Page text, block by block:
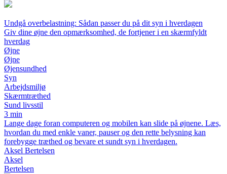
Undgå overbelastning: Sådan passer du på dit syn i hverdagen
Giv dine øjne den opmærksomhed, de fortjener i en skærmfyldt
hverdag
Øjne
Øjne
Øjensundhed
Syn
Arbejdsmiljø
Skærmtræthed
Sund livsstil
3 min
Lange dage foran computeren og mobilen kan slide på øjnene. Læs,
hvordan du med enkle vaner, pauser og den rette belysning kan
forebygge træthed og bevare et sundt syn i hverdagen.
Aksel Bertelsen
Aksel
Bertelsen